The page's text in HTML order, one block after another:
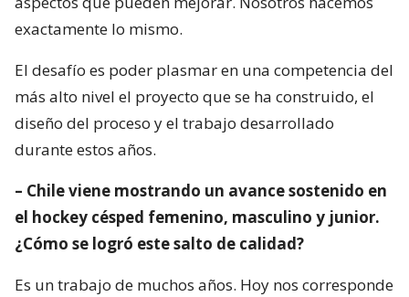
exactamente lo mismo.
El desafío es poder plasmar en una competencia del
más alto nivel el proyecto que se ha construido, el
diseño del proceso y el trabajo desarrollado
durante estos años.
– Chile viene mostrando un avance sostenido en
el hockey césped femenino, masculino y junior.
¿Cómo se logró este salto de calidad?
Es un trabajo de muchos años. Hoy nos corresponde